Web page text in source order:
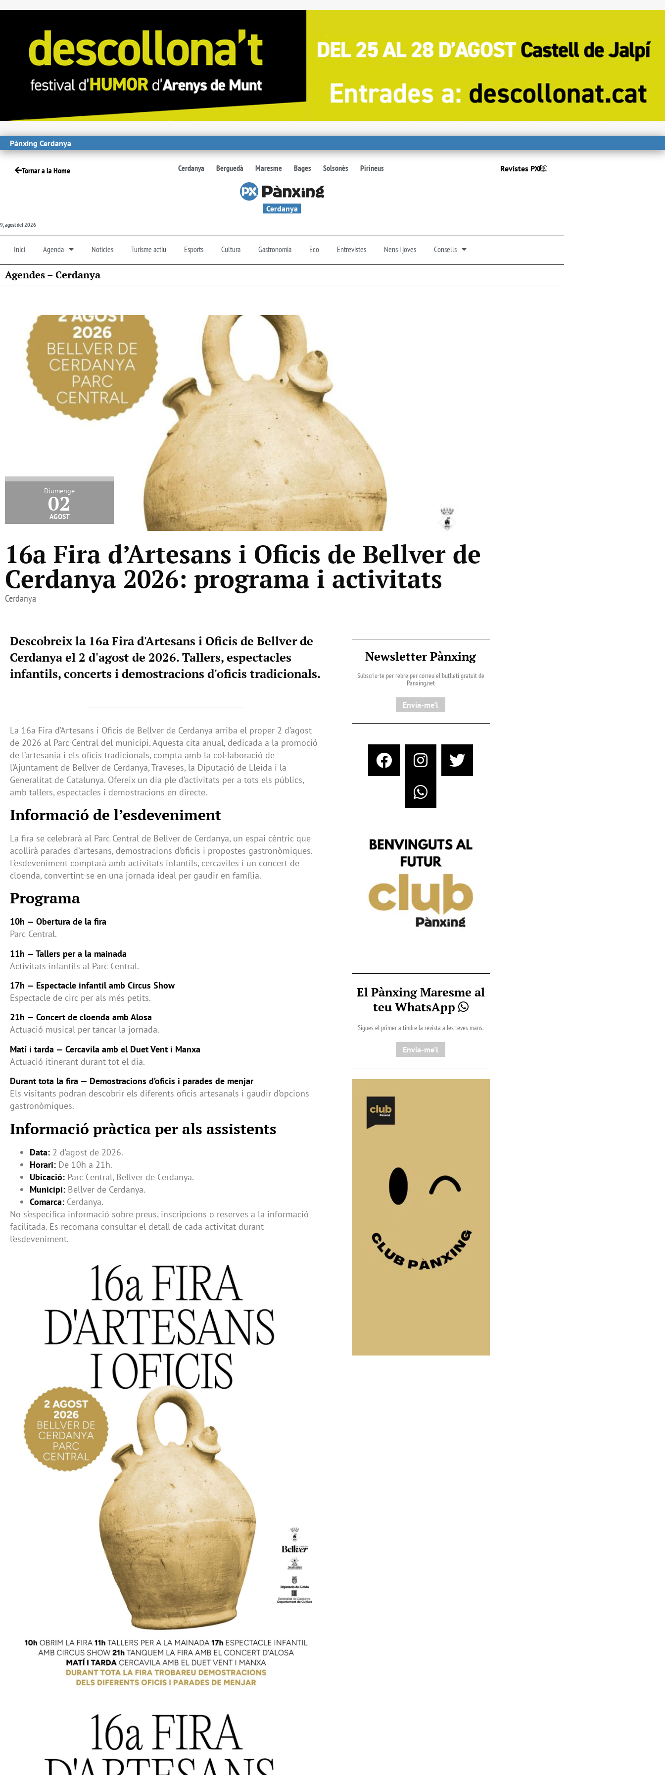
Pànxing Cerdanya
Tornar a la Home Cerdanya Berguedà Maresme Bages Solsonès Pirineus Revistes PX
Cerdanya
9, agost del 2026
Inici Agenda Notícies Turisme actiu Esports Cultura Gastronomia Eco Entrevistes Nens i joves Consells
Agendes – Cerdanya
Diumenge
02
agost
16a Fira d’Artesans i Oficis de Bellver de
Cerdanya 2026: programa i activitats
Cerdanya
Descobreix la 16a Fira d'Artesans i Oficis de Bellver de
Cerdanya el 2 d'agost de 2026. Tallers, espectacles
infantils, concerts i demostracions d'oficis tradicionals.
La 16a Fira d’Artesans i Oficis de Bellver de Cerdanya arriba el proper 2 d’agost
de 2026 al Parc Central del municipi. Aquesta cita anual, dedicada a la promoció
de l’artesania i els oficis tradicionals, compta amb la col·laboració de
l’Ajuntament de Bellver de Cerdanya, Traveses, la Diputació de Lleida i la
Generalitat de Catalunya. Ofereix un dia ple d’activitats per a tots els públics,
amb tallers, espectacles i demostracions en directe.
Informació de l’esdeveniment
La fira se celebrarà al Parc Central de Bellver de Cerdanya, un espai cèntric que
acollirà parades d’artesans, demostracions d’oficis i propostes gastronòmiques.
L’esdeveniment comptarà amb activitats infantils, cercaviles i un concert de
cloenda, convertint-se en una jornada ideal per gaudir en família.
Programa
10h — Obertura de la fira
Parc Central.
11h — Tallers per a la mainada
Activitats infantils al Parc Central.
17h — Espectacle infantil amb Circus Show
Espectacle de circ per als més petits.
21h — Concert de cloenda amb Alosa
Actuació musical per tancar la jornada.
Matí i tarda — Cercavila amb el Duet Vent i Manxa
Actuació itinerant durant tot el dia.
Durant tota la fira — Demostracions d’oficis i parades de menjar
Els visitants podran descobrir els diferents oficis artesanals i gaudir d’opcions
gastronòmiques.
Informació pràctica per als assistents
Data: 2 d’agost de 2026.
Horari: De 10h a 21h.
Ubicació: Parc Central, Bellver de Cerdanya.
Municipi: Bellver de Cerdanya.
Comarca: Cerdanya.
No s’especifica informació sobre preus, inscripcions o reserves a la informació
facilitada. Es recomana consultar el detall de cada activitat durant
l’esdeveniment.
Newsletter Pànxing
Subscriu-te per rebre per correu el butlletí gratuït de
Pànxing.net​
Envia-me'l
El Pànxing Maresme al
teu WhatsApp
Sigues el primer a tindre la revista a les teves mans.
Envia-me'l